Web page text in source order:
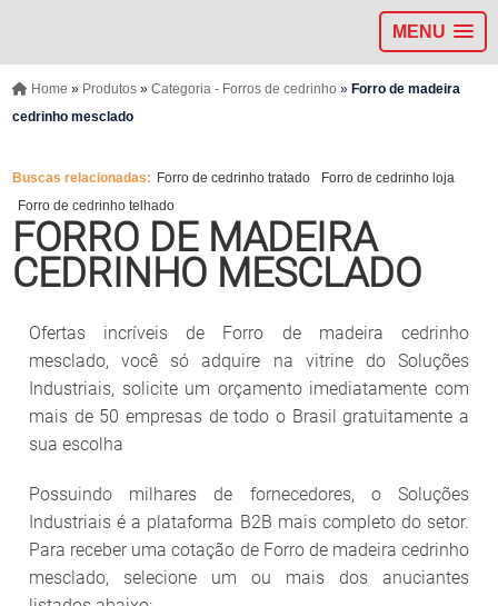
MENU
Home » Produtos» Categoria - Forros de cedrinho» Forro de madeira
cedrinho mesclado
Buscas relacionadas: Forro de cedrinho tratado
Forro de cedrinho loja
Forro de cedrinho telhado
FORRO DE MADEIRA
CEDRINHO MESCLADO
Ofertas incríveis de Forro de madeira cedrinho
mesclado, você só adquire na vitrine do Soluções
Industriais, solicite um orçamento imediatamente com
mais de 50 empresas de todo o Brasil gratuitamente a
sua escolha
Possuindo milhares de fornecedores, o Soluções
Industriais é a plataforma B2B mais completo do setor.
Para receber uma cotação de Forro de madeira cedrinho
mesclado, selecione um ou mais dos anuciantes